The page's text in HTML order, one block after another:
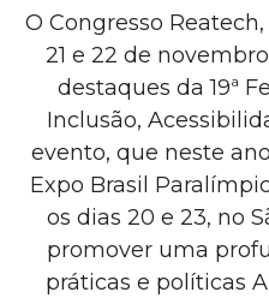
O Congresso
21 e 22 de
destaques da 19ª
Inclusão,
evento, que neste
Expo Brasil
os dias 20 e 23, no
promover uma
práticas e políticas